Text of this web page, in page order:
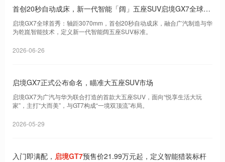
首创20秒自动成床，新一代智能「阔」五座SUV启境GX7全球首
秀
启境GX7全球首秀：轴距3070mm，首创20秒自动成床，融合广汽制造与华
为乾崑智能技术，定义新一代智能阔五座SUV标准。
2026-06-26
启境GX7正式公布命名，瞄准大五座SUV市场
启境GX7为广汽与华为联合打造的首款大五座SUV，面向“悦享生活大玩
家”，主打“大而美”，与GT7构成“一境双顶流”布局。
2026-05-29
入门即满配， 启境GT7预售价21.99万元起，定义智能猎装标杆